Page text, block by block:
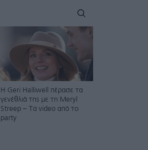
Η Geri Halliwell πέρασε τα
γενέθλιά της με τη Meryl
Streep – Τα video από το
party